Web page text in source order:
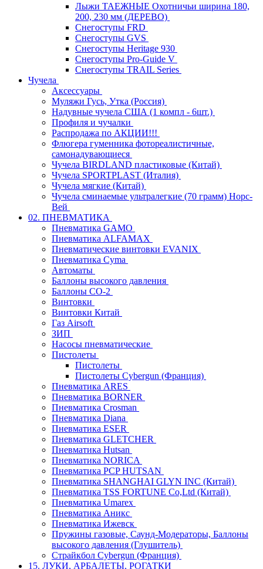
Лыжи ТАЕЖНЫЕ Охотничьи ширина 180,
200, 230 мм (ДЕРЕВО)
Снегоступы FRD
Снегоступы GVS
Снегоступы Heritage 930
Снегоступы Pro-Guide V
Снегоступы TRAIL Series
Чучела
Аксессуары
Муляжи Гусь, Утка (Россия)
Надувные чучела США (1 компл - 6шт.)
Профиля и чучалки
Распродажа по АКЦИИ!!!
Флюгера гуменника фотореалистичные,
самонадувающиеся
Чучела BIRDLAND пластиковые (Китай)
Чучела SPORTPLAST (Италия)
Чучела мягкие (Китай)
Чучела сминаемые ультралегкие (70 грамм) Норс-
Вей
02. ПНЕВМАТИКА
Пневматика GAMO
Пневматика ALFAMAX
Пневматические винтовки EVANIX
Пневматика Cyma
Автоматы
Баллоны высокого давления
Баллоны СО-2
Винтовки
Винтовки Китай
Газ Airsoft
ЗИП
Насосы пневматические
Пистолеты
Пистолеты
Пистолеты Cybergun (Франция)
Пневматика ARES
Пневматика BORNER
Пневматика Crosman
Пневматика Diana
Пневматика ESER
Пневматика GLETCHER
Пневматика Hutsan
Пневматика NORICA
Пневматика PCP HUTSAN
Пневматика SHANGHAI GLYN INC (Китай)
Пневматика TSS FORTUNE Co,Ltd (Китай)
Пневматика Umarex
Пневматика Аникс
Пневматика Ижевск
Пружины газовые, Саунд-Модераторы, Баллоны
высокого давления (Глушитель)
Страйкбол Cybergun (Франция)
15. ЛУКИ, АРБАЛЕТЫ, РОГАТКИ